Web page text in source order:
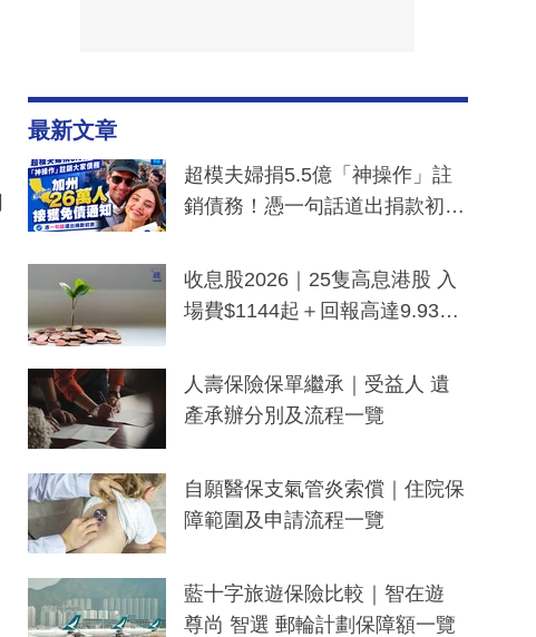
最新文章
超模夫婦捐5.5億「神操作」註
銷債務！憑一句話道出捐款初
一度被誤當詐騙手段
收息股2026｜25隻高息港股 入
場費$1144起＋回報高達9.93
人壽保險保單繼承｜受益人 遺
產承辦分別及流程一覽
自願醫保支氣管炎索償｜住院保
障範圍及申請流程一覽
藍十字旅遊保險比較｜智在遊
尊尚 智選 郵輪計劃保障額一覽